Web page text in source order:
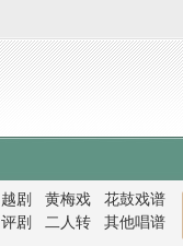
越剧 黄梅戏
花鼓戏谱
评剧 二人转 其他唱谱